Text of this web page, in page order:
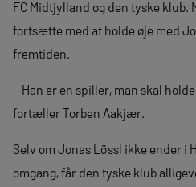
FC Midtjylland og den tyske klub.
fortsætte med at holde øje med
fremtiden.
– Han er en spiller, man skal
fortæller Torben Aakjær.
Selv om Jonas Lössl ikke ender i
omgang, får den tyske klub